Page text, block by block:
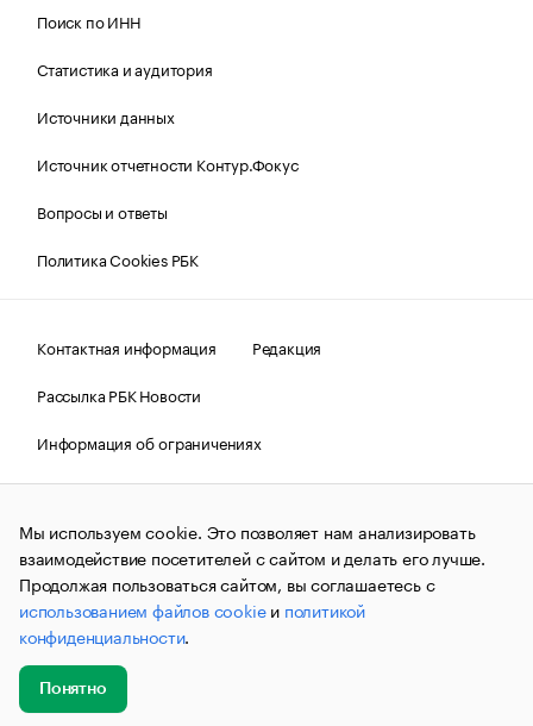
Поиск по ИНН
Статистика и аудитория
Источники данных
Источник отчетности Контур.Фокус
Вопросы и ответы
Политика Cookies РБК
Контактная информация
Редакция
Рассылка РБК Новости
Информация об ограничениях
Правовая информация
О соблюдении авторских прав
© АО «РОСБИЗНЕСКОНСАЛТИНГ»,1995–2026.Сообщения
и материалы информационного агентства «РБК»
(зарегистрировано Федеральной службой по надзору в сфере
связи, информационных технологий и массовых
коммуникаций (Роскомнадзор) 09.12.2015 за номером ИА
№ФС77-63848) сопровождаются пометкой «РБК». Отдельные
публикации могут содержать информацию,
не предназначенную для пользователей
до 18 лет.
Мы используем cookie. Это позволяет нам анализировать
взаимодействие посетителей с сайтом и делать его лучше.
Продолжая пользоваться сайтом, вы соглашаетесь с
использованием файлов cookieи политикой
конфиденциальности.
Понятно